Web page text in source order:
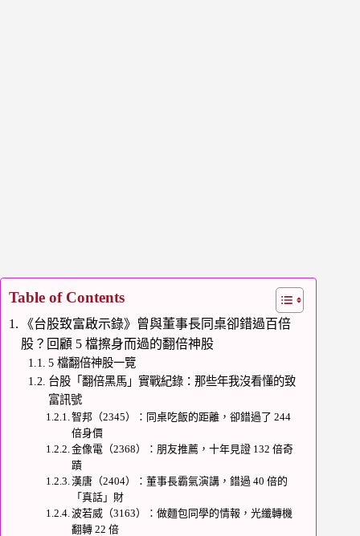
Table of Contents
《台股致富啟示錄》曾與董事長同桌卻錯過百倍
股？回顧 5 檔擦身而過的翻倍神股
5 檔翻倍神股一覽
台股「翻倍黑馬」實戰紀錄：那些年我沒看懂的致
富訊號
智邦（2345）：同桌吃飯的距離，卻錯過了 244
倍身價
金像電（2368）：朋友推薦，十年見證 132 倍奇
蹟
漢唐（2404）：董事長霸氣演講，錯過 40 倍的
「真話」財
波若威（3163）：做麵包同學的情報，光纖轉機
翻轉 22 倍